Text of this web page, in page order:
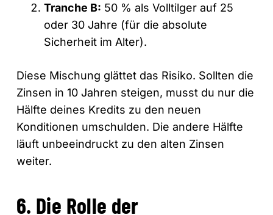
Tranche B: 50 % als Volltilger auf 25
oder 30 Jahre (für die absolute
Sicherheit im Alter).
Diese Mischung glättet das Risiko. Sollten die
Zinsen in 10 Jahren steigen, musst du nur die
Hälfte deines Kredits zu den neuen
Konditionen umschulden. Die andere Hälfte
läuft unbeeindruckt zu den alten Zinsen
weiter.
6. Die Rolle der